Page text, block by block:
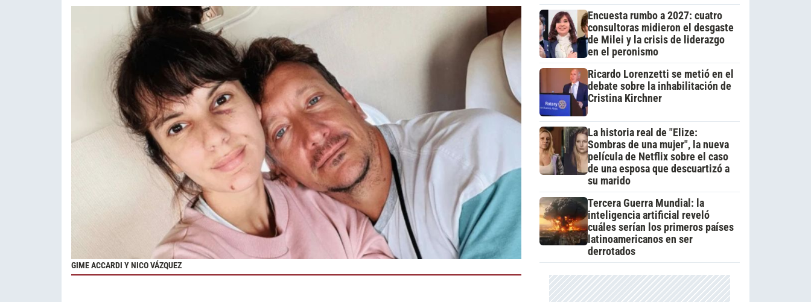
GIME ACCARDI Y NICO VÁZQUEZ
Encuesta rumbo a 2027: cuatro
consultoras midieron el desgaste
de Milei y la crisis de liderazgo
en el peronismo
Ricardo Lorenzetti se metió en el
debate sobre la inhabilitación de
Cristina Kirchner
La historia real de "Elize:
Sombras de una mujer", la nueva
película de Netflix sobre el caso
de una esposa que descuartizó a
su marido
Tercera Guerra Mundial: la
inteligencia artificial reveló
cuáles serían los primeros países
latinoamericanos en ser
derrotados